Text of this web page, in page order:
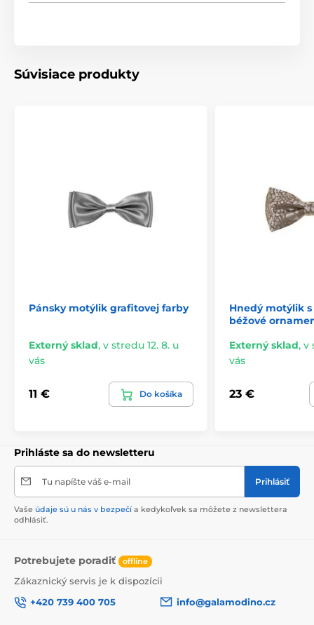
Súvisiace produkty
Pánsky motýlik grafitovej farby
Externý sklad, v stredu 12. 8. u
vás
11 € Do košíka
Hnedý motýlik
béžové
Externý sklad, v
vás
23 €
Prihláste sa do newsletteru
Tu napíšte váš e-mail Prihlásiť
Vaše údaje sú u nás v bezpečí a kedykoľvek sa môžete z newslettera
odhlásiť.
Potrebujete poradiť offline
Zákaznický servis je k dispozícii
+420 739 400 705
info@galamodino.cz